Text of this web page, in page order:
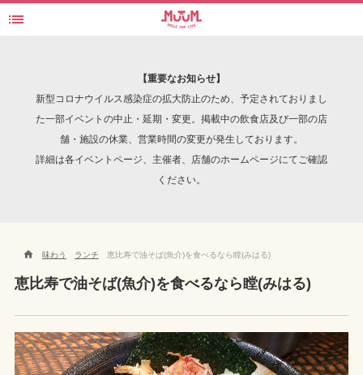
瞠(みはる) - 恵比寿
INTERVIEW

【重要なお知らせ】
新型コロナウイルス感染症の拡大防止のため、予定されておりまし
た一部イベントの中止・延期・変更。掲載中の飲食店及び一部の店
舗・施設の休業、営業時間の変更が発生しております。
詳細は各イベントページ、主催者、店舗のホームページにてご確認
ください。
 味わう ランチ 恵比寿で油そば(魚介)を食べるなら瞠(みはる)
恵比寿で油そば(魚介)を食べるなら瞠(みはる)